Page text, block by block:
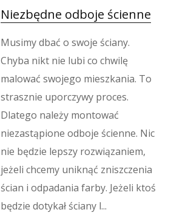
Niezbędne odboje ścienne
Musimy dbać o swoje ściany.
Chyba nikt nie lubi co chwilę
malować swojego mieszkania. To
strasznie uporczywy proces.
Dlatego należy montować
niezastąpione odboje ścienne. Nic
nie będzie lepszy rozwiązaniem,
jeżeli chcemy uniknąć zniszczenia
ścian i odpadania farby. Jeżeli ktoś
będzie dotykał ściany l...